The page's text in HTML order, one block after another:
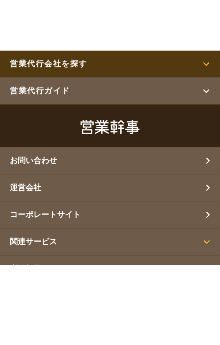
営業代行会社を探す
営業代行ガイド
お問い合わせ
運営会社
コーポレートサイト
関連サービス